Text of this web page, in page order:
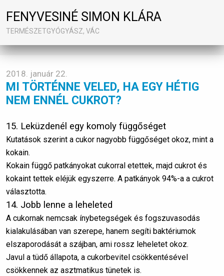
FENYVESINÉ SIMON KLÁRA
TERMÉSZETGYÓGYÁSZ, VÁC
2018. január 22.
MI TÖRTÉNNE VELED, HA EGY HÉTIG
NEM ENNÉL CUKROT?
15. Leküzdenél egy komoly függőséget
Kutatások szerint a cukor nagyobb függőséget okoz, mint a
kokain.
Kokain függő patkányokat cukorral etettek, majd cukrot és
kokaint tettek eléjük egyszerre. A patkányok 94%-a a cukrot
választotta.
14. Jobb lenne a leheleted
A cukornak nemcsak ínybetegségek és fogszuvasodás
kialakulásában van szerepe, hanem segíti baktériumok
elszaporodását a szájban, ami rossz leheletet okoz.
Javul a tüdő állapota, a cukorbevitel csökkentésével
csökkennek az asztmatikus tünetek is.